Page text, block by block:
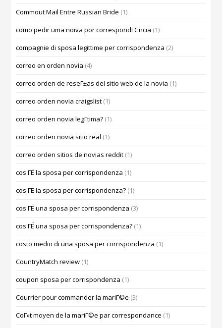
Commout Mail Entre Russian Bride (1)
como pedir uma noiva por correspondГЄncia (1)
compagnie di sposa legittime per corrispondenza (2)
correo en orden novia (4)
correo orden de reseГ±as del sitio web de la novia (1)
correo orden novia craigslist (1)
correo orden novia legГ­tima? (1)
correo orden novia sitio real (1)
correo orden sitios de novias reddit (1)
cos'ГЁ la sposa per corrispondenza (1)
cos'ГЁ la sposa per corrispondenza? (1)
cos'ГЁ una sposa per corrispondenza (3)
cos'ГЁ una sposa per corrispondenza? (1)
costo medio di una sposa per corrispondenza (1)
CountryMatch review (1)
coupon sposa per corrispondenza (1)
Courrier pour commander la mariГ©e (3)
CoГ»t moyen de la mariГ©e par correspondance (1)